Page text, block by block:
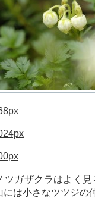
ガザクラはよく見
には小さなツツジの